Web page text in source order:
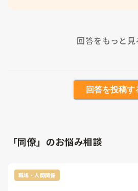
回答をもっと見
回答を投稿す
「同僚」のお悩み相談
職場・人間関係